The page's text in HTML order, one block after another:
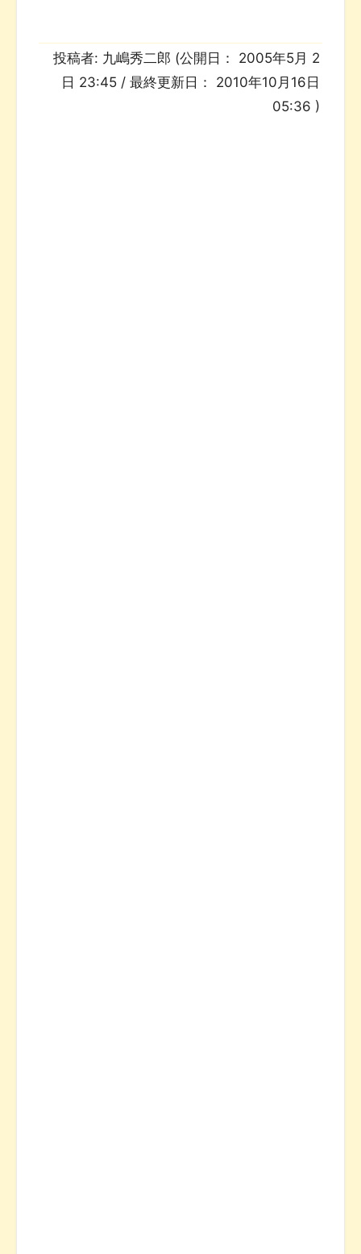
投稿者: 九嶋秀二郎 (公開日： 2005年5月 2
日 23:45 / 最終更新日： 2010年10月16日
05:36 )